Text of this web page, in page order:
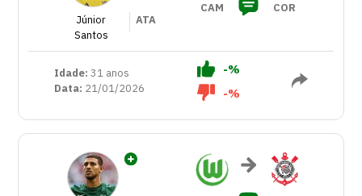
Júnior
Santos
ATA
CAM COR
Idade: 31 anos
Data: 21/01/2026
-%
-%